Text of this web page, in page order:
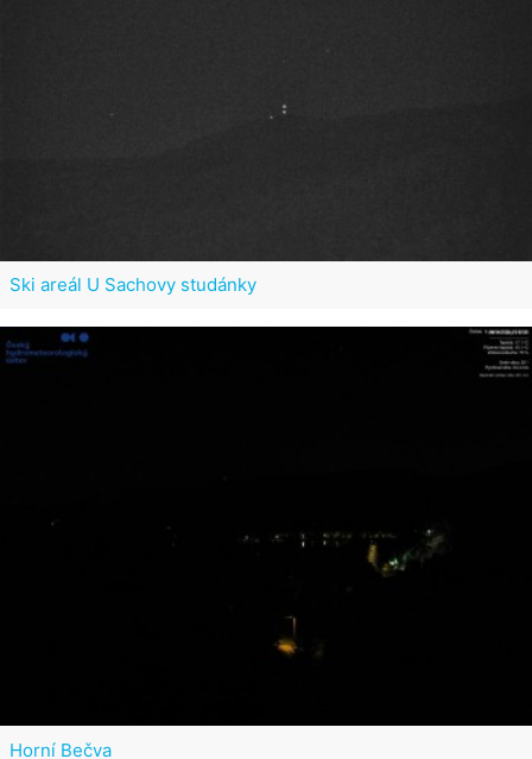
Ski areál U Sachovy studánky
Horní Bečva